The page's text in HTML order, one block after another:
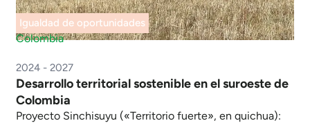
Igualdad de oportunidades
Colombia
2024 - 2027
Desarrollo territorial sostenible en el suroeste de
Colombia
Proyecto Sinchisuyu («Territorio fuerte», en quichua):